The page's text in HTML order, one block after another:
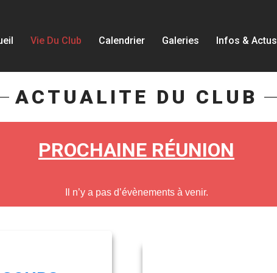
Vie Du Club Calendrier Galeries Infos & Actus
ACTUALITE DU CLUB
PROCHAINE RÉUNION
Il n’y a pas d’évènements à venir.